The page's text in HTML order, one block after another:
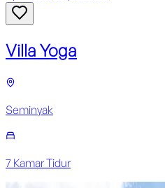
Villa Yoga
Seminyak
7 Kamar Tidur